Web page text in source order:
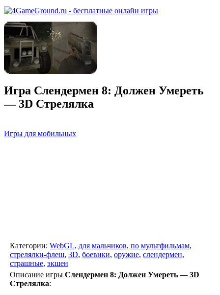
Игра Слендермен 8: Должен Умереть
— 3D Стрелялка
Игры для мобильных
Категории: WebGL, для мальчиков, по мультфильмам,
стрелялки-флеш, 3D, боевики, оружие, слендермен,
страшные, экшен
Описание игры Слендермен 8: Должен Умереть — 3D
Стрелялка: